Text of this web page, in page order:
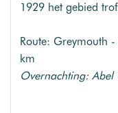
1929 het gebied
Route: Greymouth
km
Overnachting: Abel